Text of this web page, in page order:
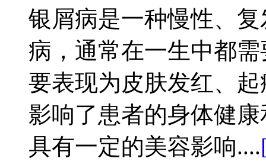
银屑病是一种慢性、
病，通常在一生中都
要表现为皮肤发红、
影响了患者的身体健
具有一定的美容影响....